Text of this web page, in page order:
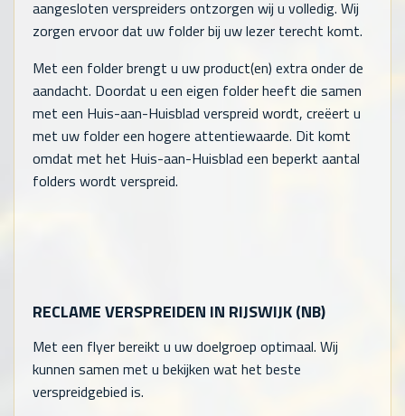
aangesloten verspreiders ontzorgen wij u volledig. Wij
zorgen ervoor dat uw folder bij uw lezer terecht komt.
Met een folder brengt u uw product(en) extra onder de
aandacht. Doordat u een eigen folder heeft die samen
met een Huis-aan-Huisblad verspreid wordt, creëert u
met uw folder een hogere attentiewaarde. Dit komt
omdat met het Huis-aan-Huisblad een beperkt aantal
folders wordt verspreid.
RECLAME VERSPREIDEN IN RIJSWIJK (NB)
Met een flyer bereikt u uw doelgroep optimaal. Wij
kunnen samen met u bekijken wat het beste
verspreidgebied is.